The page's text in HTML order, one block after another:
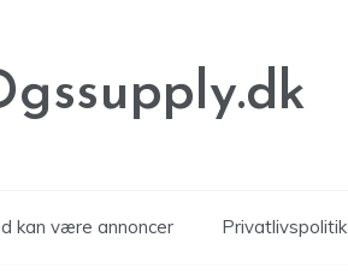
kan være annoncer Privatlivspolitik